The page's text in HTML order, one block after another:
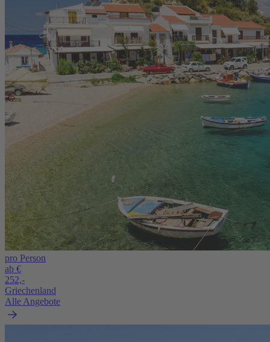
pro Person
ab €
252,-
Griechenland
Alle Angebote